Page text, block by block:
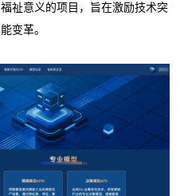
祉意义的项目，旨在激励技术突
变革。